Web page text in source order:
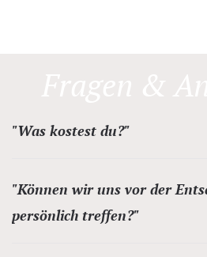
"Was kostest du?"
"Können wir uns vor der
persönlich treffen?"